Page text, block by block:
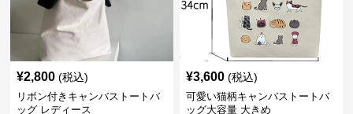
¥2,800 (税込)
リボン付きキャンバストートバ
ッグ レディース
¥3,600 (税込)
可愛い猫柄キャンバストートバ
ッグ大容量 大きめ